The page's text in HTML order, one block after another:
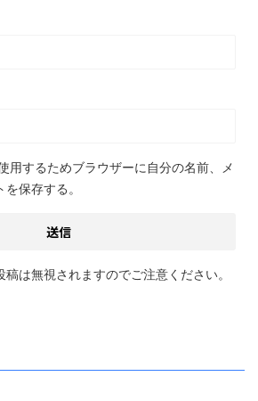
用するためブラウザーに自分の名前、メ
保存する。
は無視されますのでご注意ください。